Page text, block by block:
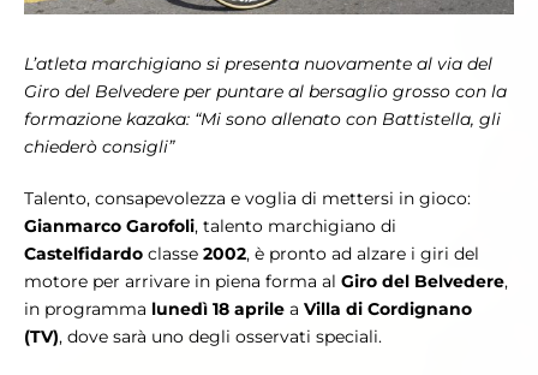
L’atleta marchigiano si presenta nuovamente al via del
Giro del Belvedere per puntare al bersaglio grosso con la
formazione kazaka: “Mi sono allenato con Battistella, gli
chiederò consigli”
Talento, consapevolezza e voglia di mettersi in gioco:
Gianmarco Garofoli, talento marchigiano di
Castelfidardo classe 2002, è pronto ad alzare i giri del
motore per arrivare in piena forma al Giro del Belvedere,
in programma lunedì 18 aprile a Villa di Cordignano
(TV), dove sarà uno degli osservati speciali.